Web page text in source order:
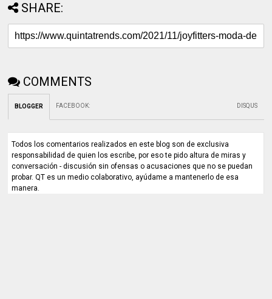
SHARE:
COMMENTS
BLOGGER FACEBOOK: DISQUS
Todos los comentarios realizados en este blog son de exclusiva
responsabilidad de quien los escribe, por eso te pido altura de miras y
conversación - discusión sin ofensas o acusaciones que no se puedan
probar. QT es un medio colaborativo, ayúdame a mantenerlo de esa
manera.